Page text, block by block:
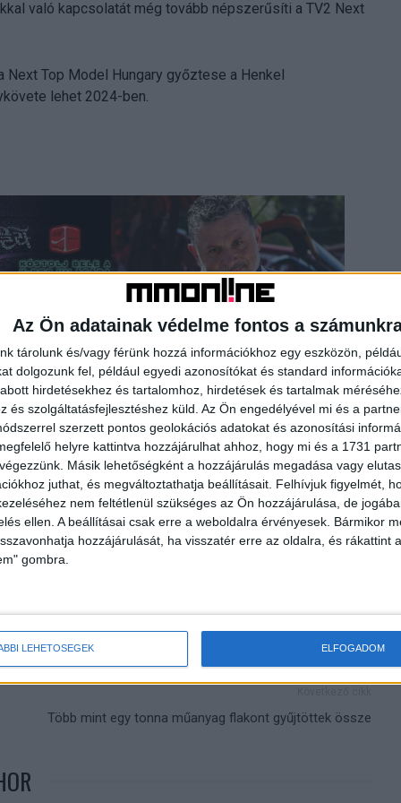
Az Ön adatainak védelme fontos a
tárolunk és/vagy férünk hozzá információkhoz egy eszközön,
dolgozunk fel, például egyedi azonosítókat és standard
hirdetésekhez és tartalomhoz, hirdetések és tartalmak
és szolgáltatásfejlesztéshez küld. Az Ön engedélyével mi és a
szerzett pontos geolokációs adatokat és azonosítási
helyre kattintva hozzájárulhat ahhoz, hogy mi és a 1731
Másik lehetőségként a hozzájárulás megadása vagy
juthat, és megváltoztathatja beállításait. Felhívjuk figyelmét,
nem feltétlenül szükséges az Ön hozzájárulása, de
ellen. A beállításai csak erre a weboldalra érvényesek. Bármikor
hozzájárulását, ha visszatér erre az oldalra, és rákattint
gombra.
LEHETŐSÉGEK ELFOGADOM
való kapcsolatát még tovább népszerűsíti a TV2 Next
Top Model Hungary győztese a Henkel
lehet 2024-ben.
csábít a Coca-
Ők uralták tavaly a bulvárlapok
címlapjait
Schwarzkopf TV2
Több mint egy tonna műanyag flakont gyűjtöttek össze